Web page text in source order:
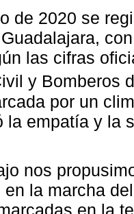
de 2020 se
las cifras
y Bomberos
por un
la empatía y la
nos
la marcha
en la